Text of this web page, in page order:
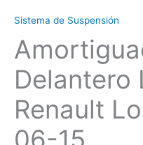
Sistema de Suspensión
Delantero
Renault